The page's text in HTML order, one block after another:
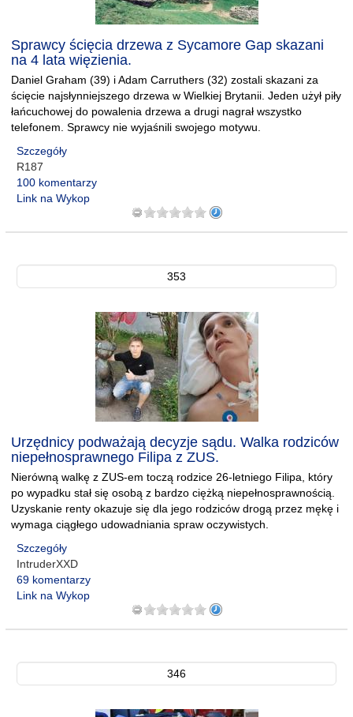
Sprawcy ścięcia drzewa z Sycamore Gap skazani
na 4 lata więzienia.
Daniel Graham (39) i Adam Carruthers (32) zostali skazani za
ścięcie najsłynniejszego drzewa w Wielkiej Brytanii. Jeden użył piły
łańcuchowej do powalenia drzewa a drugi nagrał wszystko
telefonem. Sprawcy nie wyjaśnili swojego motywu.
Szczegóły
R187
100 komentarzy
Link na Wykop
353
Urzędnicy podważają decyzje sądu. Walka rodziców
niepełnosprawnego Filipa z ZUS.
Nierówną walkę z ZUS-em toczą rodzice 26-letniego Filipa, który
po wypadku stał się osobą z bardzo ciężką niepełnosprawnością.
Uzyskanie renty okazuje się dla jego rodziców drogą przez mękę i
wymaga ciągłego udowadniania spraw oczywistych.
Szczegóły
IntruderXXD
69 komentarzy
Link na Wykop
346